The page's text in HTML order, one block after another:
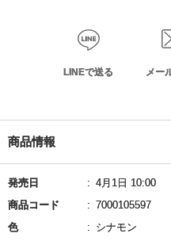
LINEで送る メー
商品情報
発売日
4月1日 10:00
商品コード
7000105597
色
シナモン